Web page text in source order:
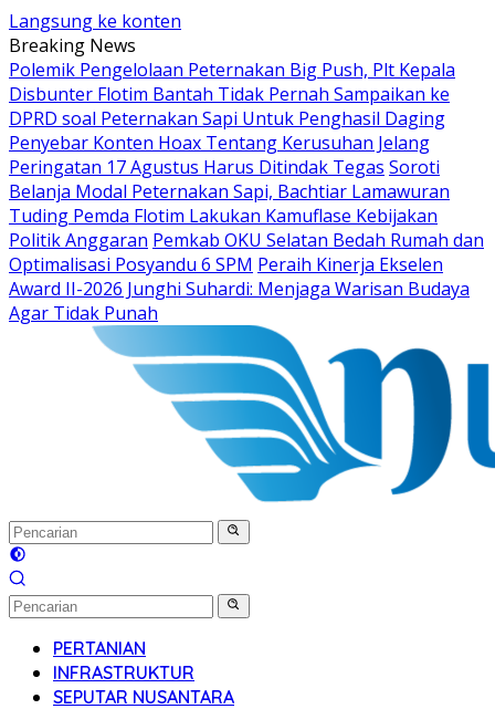
Langsung ke konten
Breaking News
Polemik Pengelolaan Peternakan Big Push, Plt Kepala
Disbunter Flotim Bantah Tidak Pernah Sampaikan ke
DPRD soal Peternakan Sapi Untuk Penghasil Daging
Penyebar Konten Hoax Tentang Kerusuhan Jelang
Peringatan 17 Agustus Harus Ditindak Tegas Soroti
Belanja Modal Peternakan Sapi, Bachtiar Lamawuran
Tuding Pemda Flotim Lakukan Kamuflase Kebijakan
Politik Anggaran Pemkab OKU Selatan Bedah Rumah dan
Optimalisasi Posyandu 6 SPM Peraih Kinerja Ekselen
Award II-2026 Junghi Suhardi: Menjaga Warisan Budaya
Agar Tidak Punah
PERTANIAN
INFRASTRUKTUR
SEPUTAR NUSANTARA